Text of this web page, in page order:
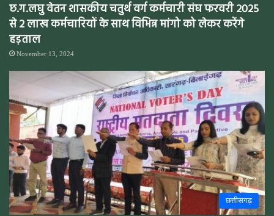
छ.ग.लघु वेतन शासकीय चतुर्थ वर्ग कर्मचारी संघ फरवरी 2025
से 2 लाख कर्मचारियों के साथ विभिन्न मांगो को लेकर करेंगे
हड़ताल
November 13, 2024
छत्तीसगढ़